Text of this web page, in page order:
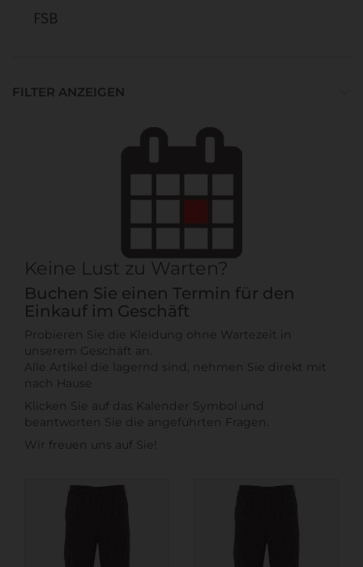
FSB
FILTER ANZEIGEN
Keine Lust zu Warten?
Buchen Sie einen Termin für den
Einkauf im Geschäft
Probieren Sie die Kleidung ohne Wartezeit in
unserem Geschäft an.
Alle Artikel die lagernd sind, nehmen Sie direkt mit
nach Hause
Klicken Sie auf das Kalender Symbol und
beantworten Sie die angeführten Fragen.
Wir freuen uns auf Sie!